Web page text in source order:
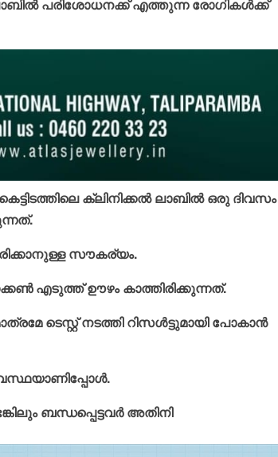
ലാബിൽ പരിശോധനക്ക് എത്തുന്ന രോഗികൾക്ക്
ക്ലിനിക്കൽ ലാബിൽ ഒരു ദിവസം
സൗകര്യം.
എടുത്ത് ഊഴം കാത്തിരിക്കുന്നത്.
ടെസ്റ്റ് നടത്തി റിസൾട്ടുമായി പോകാൻ
ബന്ധപ്പെട്ടവർ അതിനി